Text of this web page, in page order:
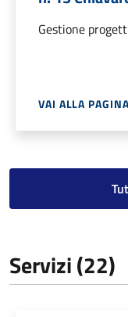
Gestione
VAI ALLA PAGINA
Servizi (22)